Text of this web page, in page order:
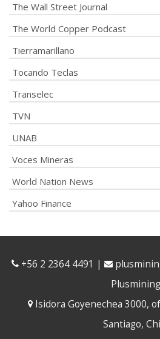
The Wall Street Journal
The World Copper Podcast
Tierramarillano
Tocando Teclas
Transelec
TVN
UNAB
Voces Mineras
World Nation News
Yahoo Finance
+56 2 2364 4491 |
Plusmining
Isidora Goyenechea 3000,
Santiago,